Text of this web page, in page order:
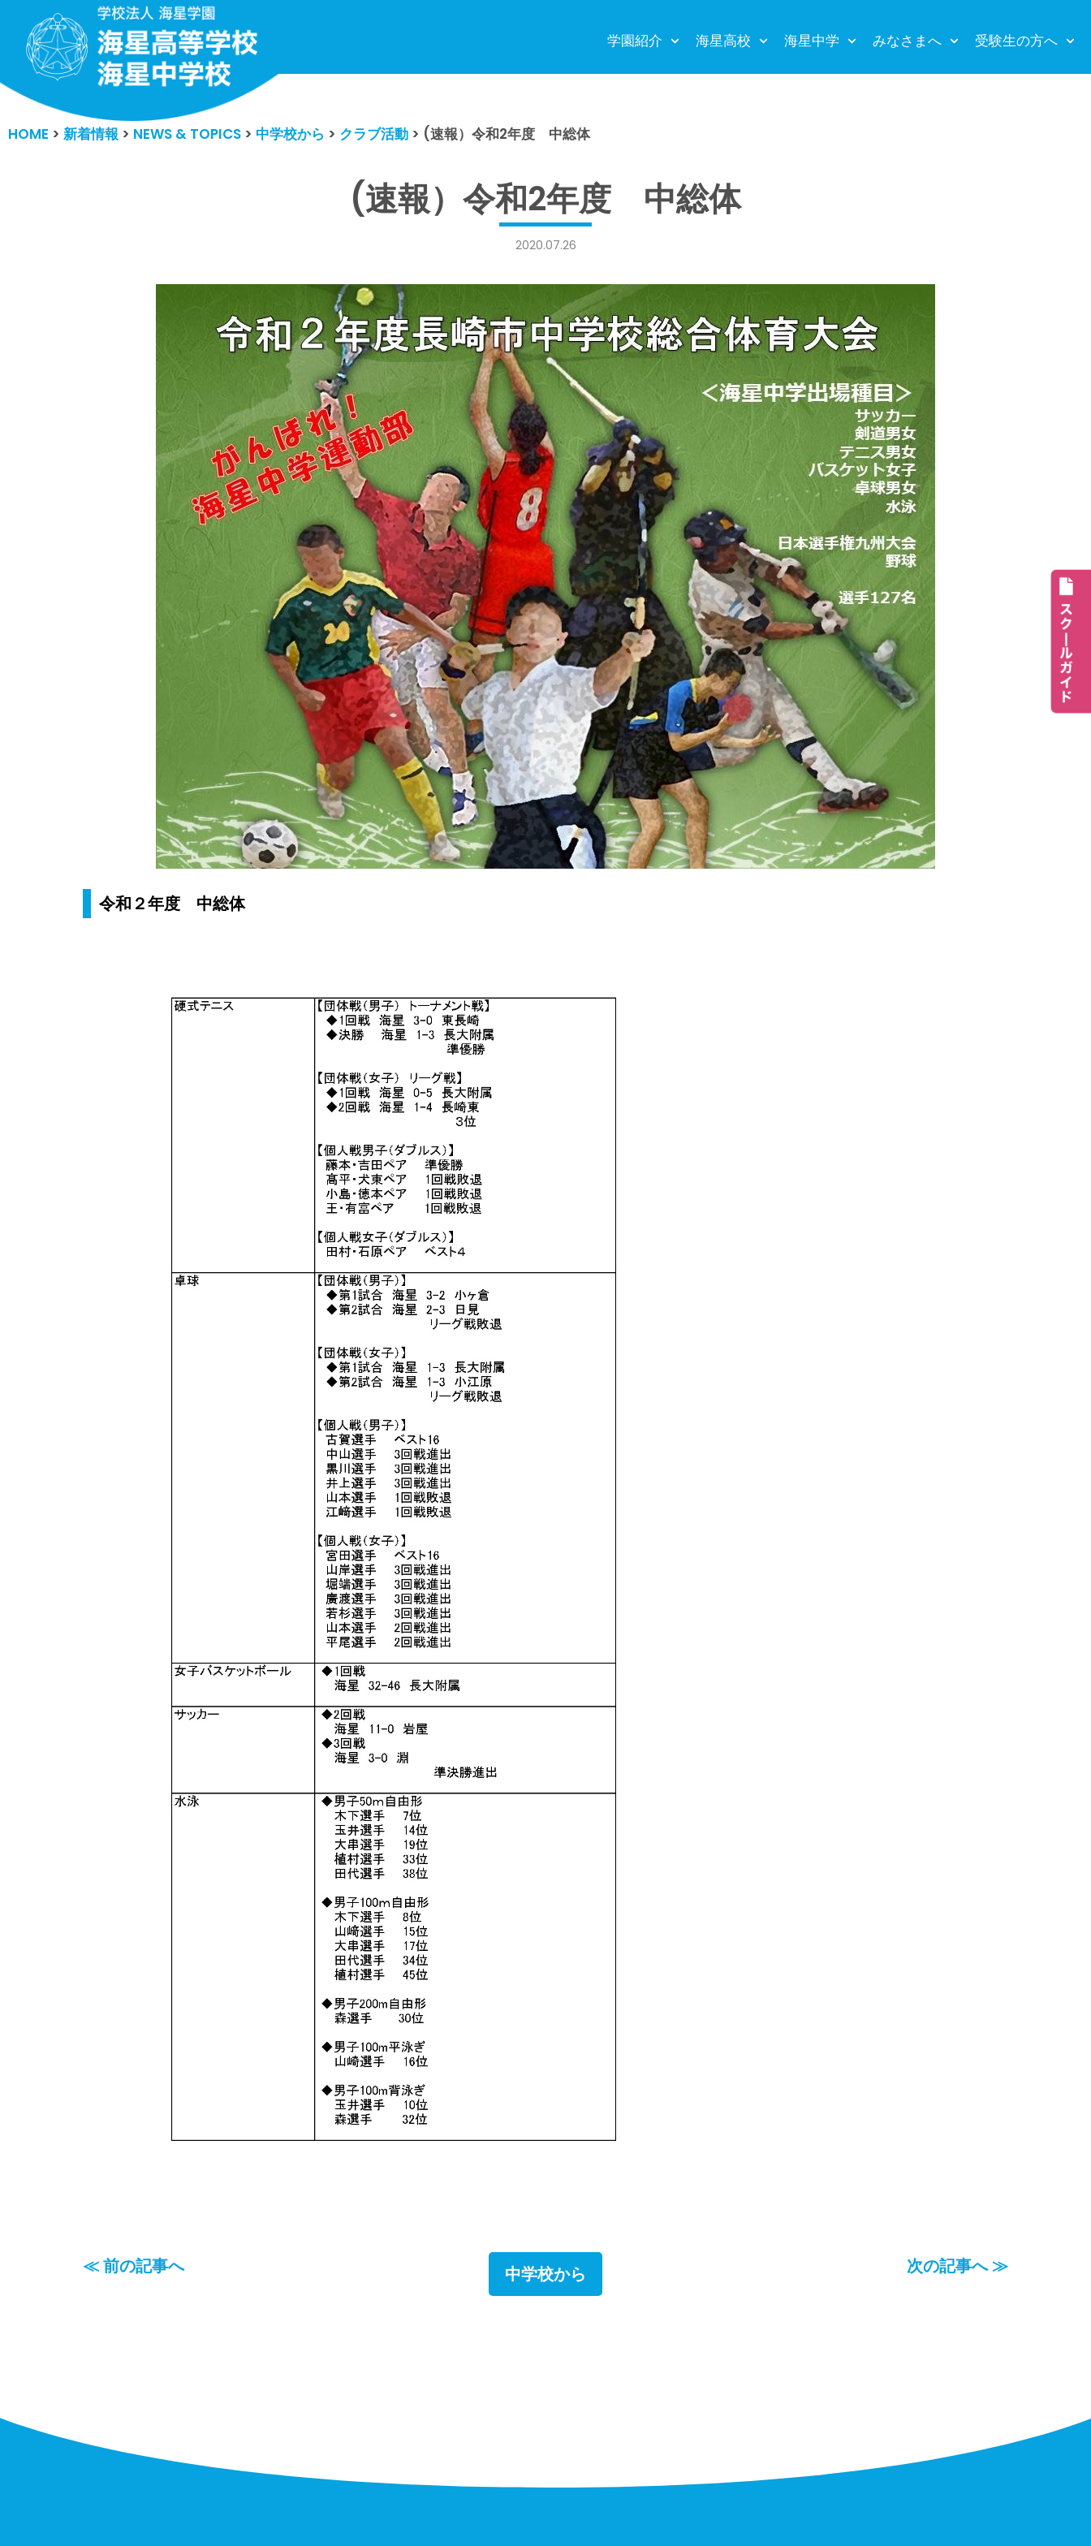
コ
テ
ツ
学園紹介 海星高校 海星中学 みなさまへ 受験生の方へ
HOME > 新着情報> NEWS & TOPICS > 中学校から > クラブ活動 > (速報）令和2年度 中総体
(速報）令和2年度 中総体
2020.07.26
令和２年度 中総体
≪ 前の記事へ 中学校から 次の記事へ ≫